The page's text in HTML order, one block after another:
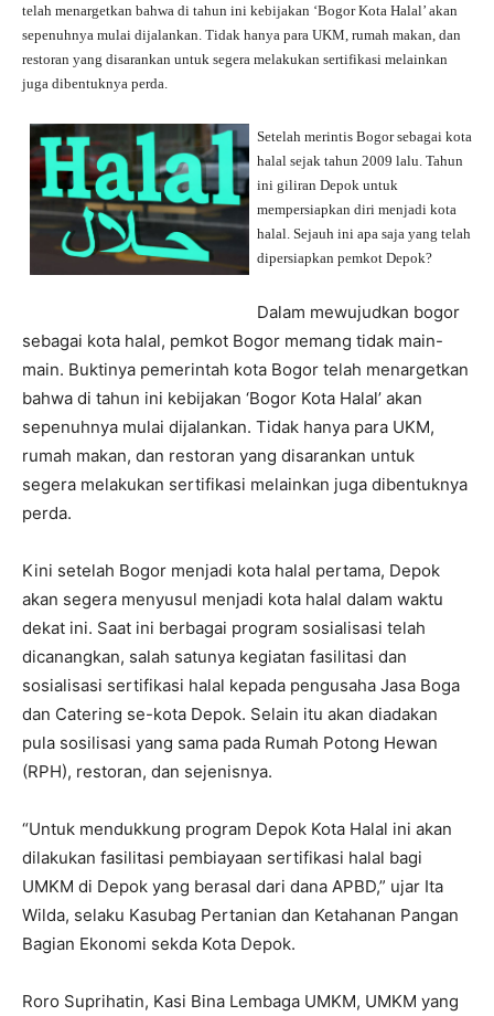
telah menargetkan bahwa di tahun ini kebijakan ‘Bogor Kota Halal’ akan
sepenuhnya mulai dijalankan. Tidak hanya para UKM, rumah makan, dan
restoran yang disarankan untuk segera melakukan sertifikasi melainkan
juga dibentuknya perda.
Setelah merintis Bogor sebagai kota
halal sejak tahun 2009 lalu. Tahun
ini giliran Depok untuk
mempersiapkan diri menjadi kota
halal. Sejauh ini apa saja yang telah
dipersiapkan pemkot Depok?
Dalam mewujudkan bogor
sebagai kota halal, pemkot Bogor memang tidak main-
main. Buktinya pemerintah kota Bogor telah menargetkan
bahwa di tahun ini kebijakan ‘Bogor Kota Halal’ akan
sepenuhnya mulai dijalankan. Tidak hanya para UKM,
rumah makan, dan restoran yang disarankan untuk
segera melakukan sertifikasi melainkan juga dibentuknya
perda.
Kini setelah Bogor menjadi kota halal pertama, Depok
akan segera menyusul menjadi kota halal dalam waktu
dekat ini. Saat ini berbagai program sosialisasi telah
dicanangkan, salah satunya kegiatan fasilitasi dan
sosialisasi sertifikasi halal kepada pengusaha Jasa Boga
dan Catering se-kota Depok. Selain itu akan diadakan
pula sosilisasi yang sama pada Rumah Potong Hewan
(RPH), restoran, dan sejenisnya.
“Untuk mendukkung program Depok Kota Halal ini akan
dilakukan fasilitasi pembiayaan sertifikasi halal bagi
UMKM di Depok yang berasal dari dana APBD,” ujar Ita
Wilda, selaku Kasubag Pertanian dan Ketahanan Pangan
Bagian Ekonomi sekda Kota Depok.
Roro Suprihatin, Kasi Bina Lembaga UMKM, UMKM yang